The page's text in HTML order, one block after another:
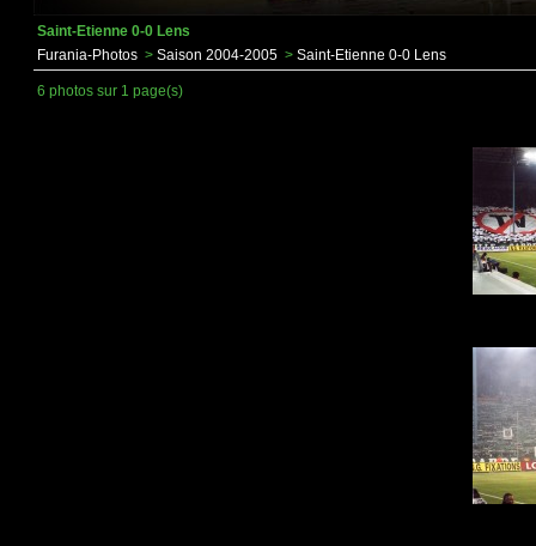
Saint-Etienne 0-0 Lens
Furania-Photos > Saison 2004-2005 > Saint-Etienne 0-0 Lens
6 photos sur 1 page(s)